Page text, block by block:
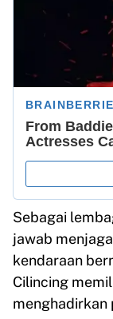
Sebagai
jawab
kendaraan
Cilincing
menghadirkan